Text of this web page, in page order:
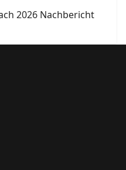
2026 Nachbericht